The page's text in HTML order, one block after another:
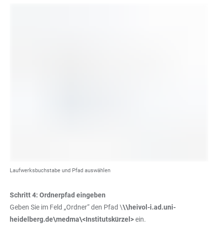
Laufwerksbuchstabe und Pfad auswählen
Schritt 4: Ordnerpfad eingeben
Geben Sie im Feld „Ordner“ den Pfad \\\heivol-i.ad.uni-
heidelberg.de\medma\<Institutskürzel>ein.